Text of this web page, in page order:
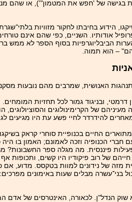
בגישה של 'חפש את המטמון"'), או שהם
הידוע בחיבתו לחקור מזוויות
אודותיו. השניים, כפי שהם אינם
הביבליוגרפיות בסוף הספר לא
– הוא תמוה.
האנושית, שמרבים מהם נובעות
ובניגוד גמור לכל תחזיות
מאחרים להידרדר לחיי פשע עת היו
החיים בכנופיית סוחרי קראק
חברי הכנופיה וזכה לאמונם; האמון
פיננסית. מה מגלה ספר החשבונות?
של רוב פיקודיו היו קשים, ותכופות
של נידונים למוות בטקסס. מדוע, אם
בני־עשרה מבלים שעות באימונים
הנדל"ן. לכאורה, האינטרסים של אדם